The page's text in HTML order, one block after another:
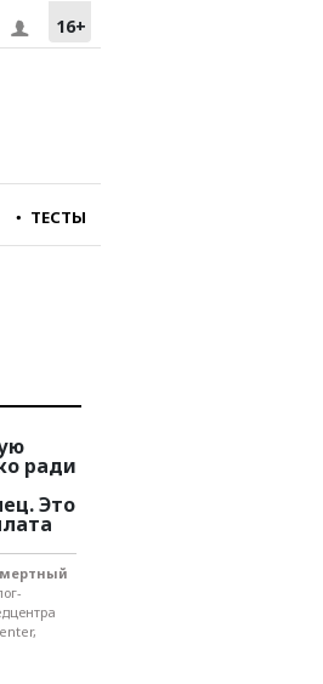
16+
ТЕСТЫ
ради
Это